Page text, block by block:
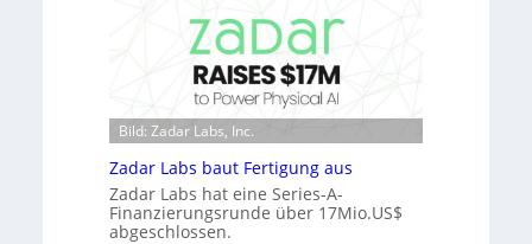
a
r
k
V
i
s
i
o
n
o
c
h
i
p
a
n
Bild: Zadar Labs, Inc.
Zadar Labs baut Fertigung aus
Zadar Labs hat eine Series-A-
Finanzierungsrunde über 17Mio.US$
abgeschlossen.